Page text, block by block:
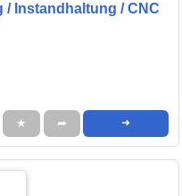
/ Instandhaltung / CNC
★ ➦ ➜